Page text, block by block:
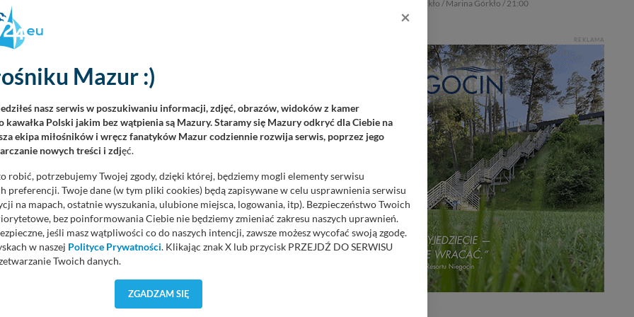
Osiecka, Danuta Gancarska, Elżbieta Krajewska, Bożena
Marzena Szot, Halina Plak.
Elżbieta Piorunek, Jadwiga Przekop, Irena Włodarczyk, Zenon
Zofia Wilk, Lilia Krupińska.
Anna Danilewicz, Jadwiga Pietnoczko, Eugeniusz Kudiuk,
Szczepanik, Celina Kudiuk.
Anna Andrzejewska, Danuta Matyszkiel, Ignacy Matyszkiel,
Zofia Burel.
Ignaczak, Grażyna Grunt-Mejer, Agata Korzeniewska,
Gręś, Elżbieta Koc, Jan Ksepko.
Bożena Dublinowska, Krystyna Arciuch, Daniela
Helena Tylenda, Stefan Kulbacki.
Czygier, Irena Czarnecka, Janina Mikołajczyk, Wiesława
Lena Babińska, Anna Mizińska.
Górkło / Marina Górkło / 21:00
REKLAMA
×
Mazur :)
nasz serwis w poszukiwaniu informacji, zdjęć, obrazów, widoków z kamer
kawałka Polski jakim bez wątpienia są Mazury. Staramy się Mazury odkryć dla Ciebie na
ekipa miłośników i wręcz fanatyków Mazur codziennie rozwija serwis, poprzez jego
nowych treści i zdjęć.
robić, potrzebujemy Twojej zgody, dzięki której, będziemy mogli elementy serwisu
preferencji. Twoje dane (w tym pliki cookies) będą zapisywane w celu usprawnienia serwisu
na mapach, ostatnie wyszukania, ulubione miejsca, logowania, itp). Bezpieczeństwo Twoich
bez poinformowania Ciebie nie będziemy zmieniać zakresu naszych uprawnień.
jeśli masz wątpliwości co do naszych intencji, zawsze możesz wycofać swoją zgodę.
w naszej Polityce Prywatności. Klikając znak X lub przycisk PRZEJDŹ DO SERWISU
Twoich danych.
gdy przekazanie Twoich danych jest elementem usługi (przekazanie danych z formularza
ZGADZAM SIĘ